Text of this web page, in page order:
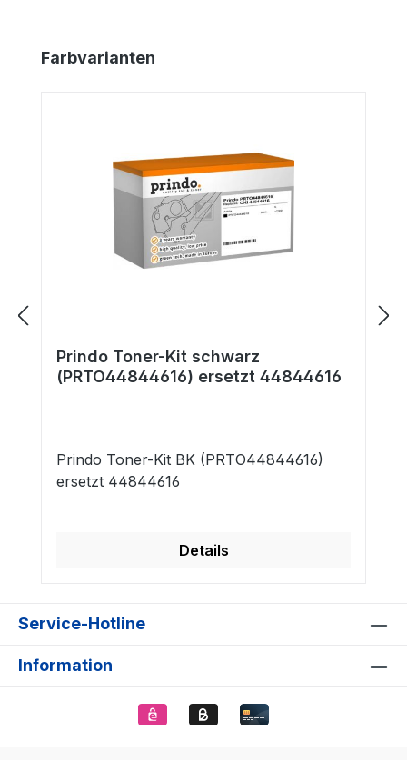
Produktgalerie überspringen
Farbvarianten
Prindo Toner-Kit schwarz
(PRTO44844616) ersetzt 44844616
Prindo Toner-Kit BK (PRTO44844616)
ersetzt 44844616
Details
Service-Hotline
Information